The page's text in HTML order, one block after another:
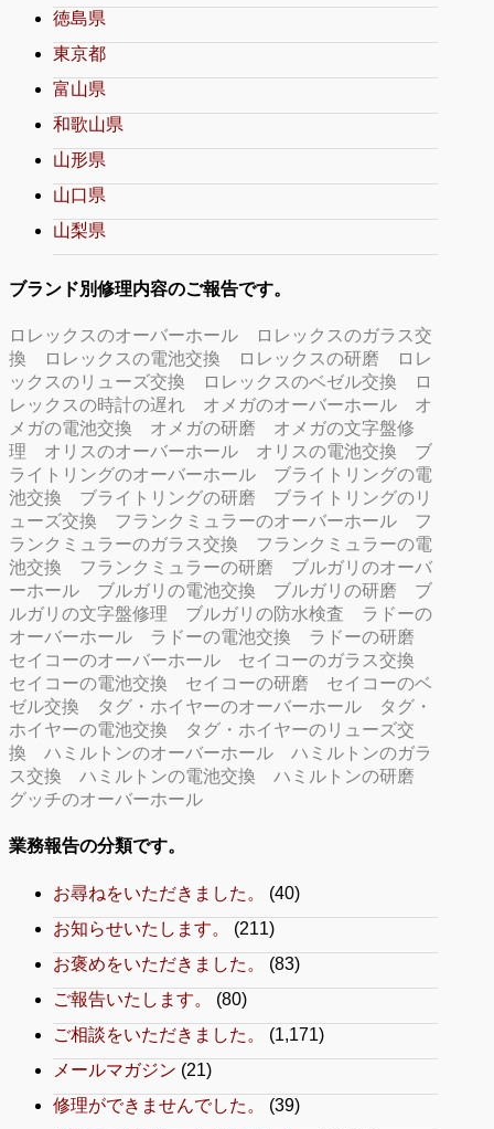
徳島県
東京都
富山県
和歌山県
山形県
山口県
山梨県
ブランド別修理内容のご報告です。
ロレックスのオーバーホール
ロレックスのガラス交
換
ロレックスの電池交換 ロレックスの研磨
ロレ
ックスのリューズ交換
ロレックスのベゼル交換
ロ
レックスの時計の遅れ
オメガのオーバーホール
オ
メガの電池交換
オメガの研磨
オメガの文字盤修
理
オリスのオーバーホール オリスの電池交換
ブ
ライトリングのオーバーホール
ブライトリングの電
池交換
ブライトリングの研磨
ブライトリングのリ
ューズ交換
フランクミュラーのオーバーホール
フ
ランクミュラーのガラス交換
フランクミュラーの電
池交換
フランクミュラーの研磨
ブルガリのオーバ
ーホール
ブルガリの電池交換 ブルガリの研磨
ブ
ルガリの文字盤修理
ブルガリの防水検査
ラドーの
オーバーホール
ラドーの電池交換
ラドーの研磨
セイコーのオーバーホール
セイコーのガラス交換
セイコーの電池交換
セイコーの研磨
セイコーのベ
ゼル交換
タグ・ホイヤーのオーバーホール
タグ・
ホイヤーの電池交換
タグ・ホイヤーのリューズ交
換
ハミルトンのオーバーホール
ハミルトンのガラ
ス交換
ハミルトンの電池交換
ハミルトンの研磨
グッチのオーバーホール
業務報告の分類です。
お尋ねをいただきました。
(40)
お知らせいたします。
(211)
お褒めをいただきました。
(83)
ご報告いたします。
(80)
ご相談をいただきました。
(1,171)
メールマガジン (21)
修理ができませんでした。
(39)